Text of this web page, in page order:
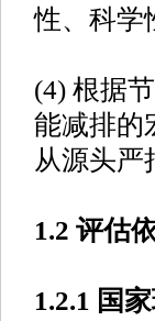
性、科学
(4) 根据
能减排的
从源头严
1.2 评估
1.2.1 国